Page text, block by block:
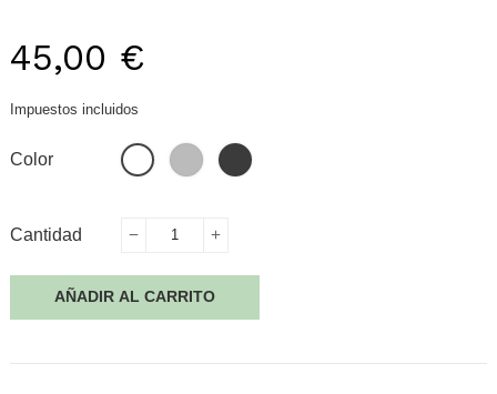
45,00 €
Impuestos incluidos
Color Blanco Gris Negro
Cantidad
AÑADIR AL CARRITO